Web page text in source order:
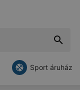
Sport áruház